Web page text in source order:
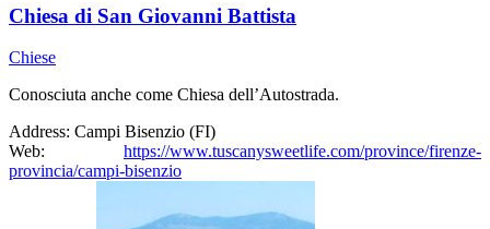
Chiesa di San Giovanni Battista
Chiese
Conosciuta anche come Chiesa dell’Autostrada.
Address: Campi Bisenzio (FI)
Web:
https://www.tuscanysweetlife.com/province/firenze-
provincia/campi-bisenzio